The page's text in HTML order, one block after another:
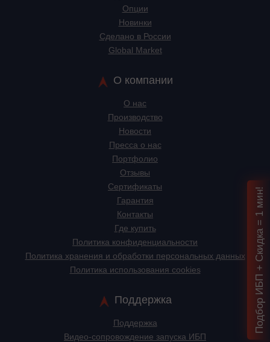
Опции
Новинки
Сделано в России
Global Market
О компании
О нас
Производство
Новости
Пресса о нас
Портфолио
Отзывы
Сертификаты
Гарантия
Контакты
Где купить
Политика конфиденциальности
Политика хранения и обработки персональных данных
Политика использования cookies
Поддержка
Поддержка
Видео-сопровождение запуска ИБП
Подбор ИБП + Скидка = 1 мин!